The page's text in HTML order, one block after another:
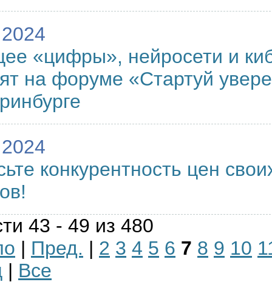
«цифры», нейросети и
на форуме «Стартуй
конкурентность цен
43 - 49 из 480
| Пред. | 2 3 4 5 6 7 8 9 10
| Все